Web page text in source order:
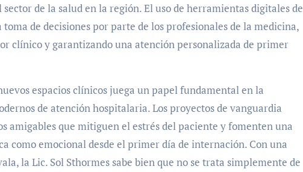
de la salud en la región. El uso de herramientas digitales de
de decisiones por parte de los profesionales de la medicina,
clínico y garantizando una atención personalizada de primer
espacios clínicos juega un papel fundamental en la
de atención hospitalaria. Los proyectos de vanguardia
amigables que mitiguen el estrés del paciente y fomenten una
como emocional desde el primer día de internación. Con una
la Lic. Sol Sthormes sabe bien que no se trata simplemente de